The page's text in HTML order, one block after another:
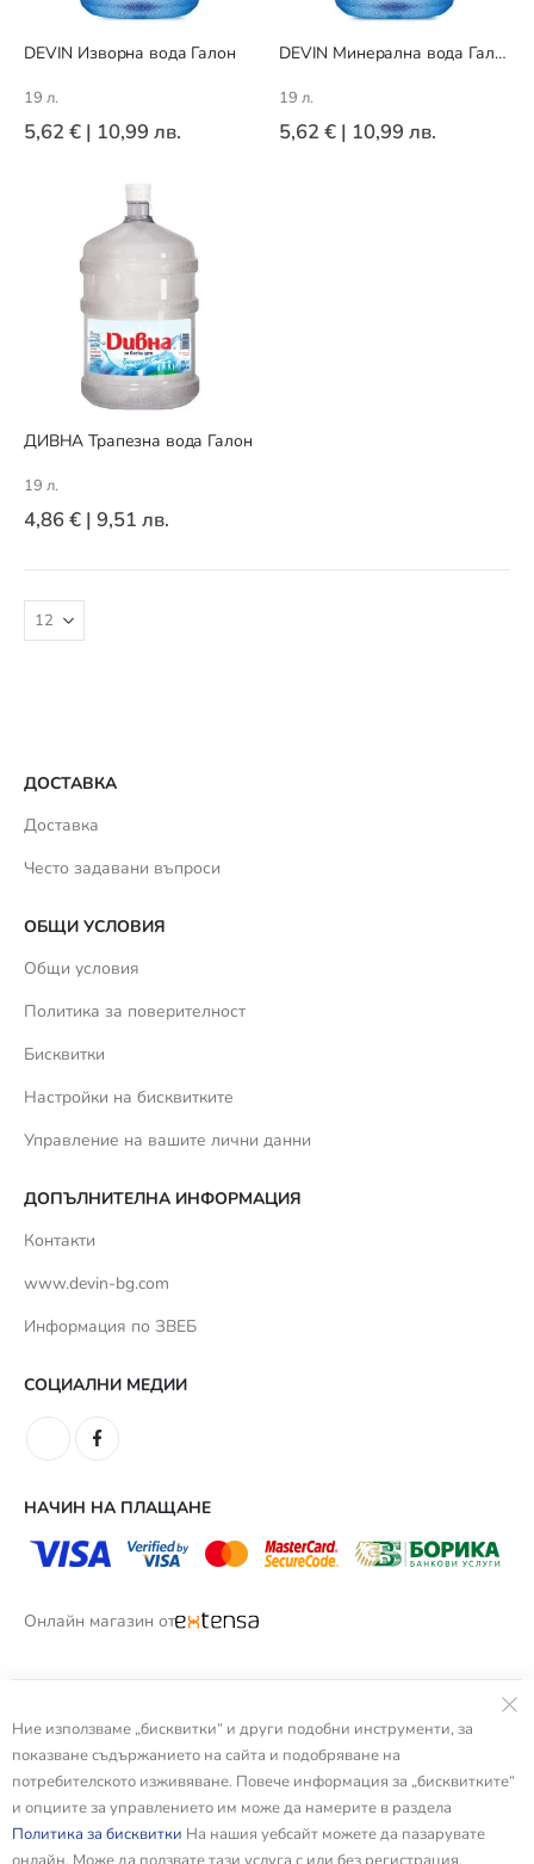
DEVIN Изворна вода Галон
19 л.
5,62 € | 10,99 лв.
DEVIN Минерална вода Галон
19 л.
5,62 € | 10,99 лв.
ДИВНА Трапезна вода Галон
19 л.
4,86 € | 9,51 лв.
ДОСТАВКА
Доставка
Често задавани въпроси
ОБЩИ УСЛОВИЯ
Общи условия
Политика за поверителност
Бисквитки
Настройки на бисквитките
Управление на вашите лични данни
ДОПЪЛНИТЕЛНА ИНФОРМАЦИЯ
Контакти
www.devin-bg.com
Информация по ЗВЕБ
СОЦИАЛНИ МЕДИИ
НАЧИН НА ПЛАЩАНЕ
Онлайн магазин от
Ние използваме „бисквитки“ и други подобни инструменти, за
показване съдържанието на сайта и подобряване на
потребителското изживяване. Повече информация за „бисквитките“
и опциите за управлението им може да намерите в раздела
Политика за бисквитки На нашия уебсайт можете да пазарувате